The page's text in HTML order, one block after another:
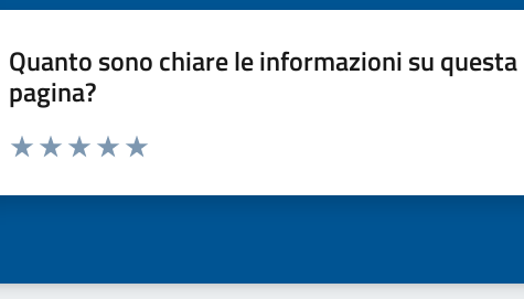
Quanto sono chiare le informazioni su questa
pagina?
Valuta da 1 a 5 stelle la pagina